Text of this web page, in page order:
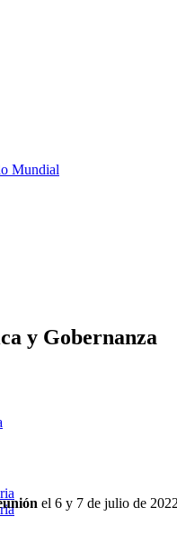
Mundial
y Gobernanza
el 6 y 7 de julio de